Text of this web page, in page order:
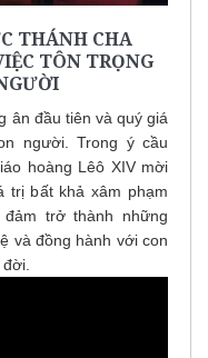
THÁNH CHA
TÔN TRỌNG
ân đầu tiên và quý giá
người. Trong ý cầu
hoàng Lêô XIV mời
trị bất khả xâm phạm
trở thành những
và đồng hành với con